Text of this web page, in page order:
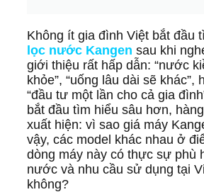
Không ít gia đình Việt bắt đầu
lọc nước Kangen sau khi
giới thiệu rất hấp dẫn: “nước
khỏe”, “uống lâu dài sẽ khác”,
“đầu tư một lần cho cả gia
bắt đầu tìm hiểu sâu hơn,
xuất hiện: vì sao giá máy
vậy, các model khác nhau ở
dòng máy này có thực sự phù
nước và nhu cầu sử dụng tại
không?